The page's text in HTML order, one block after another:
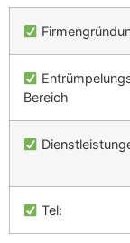
Bereich
Tel: